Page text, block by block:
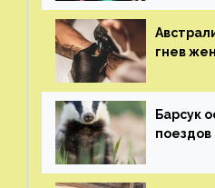
гнев
Барсук